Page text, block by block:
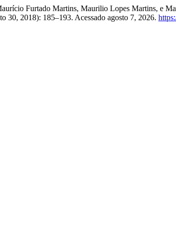
Furtado Martins, Maurilio Lopes Martins, e
30, 2018): 185–193. Acessado agosto 7, 2026.